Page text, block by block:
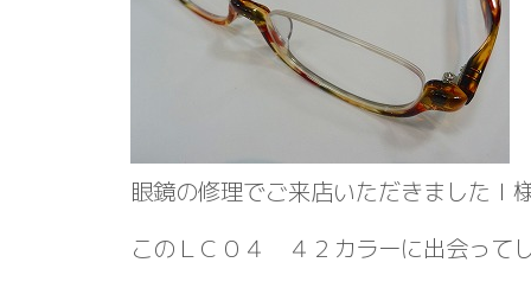
眼鏡の修理でご来店いただきましたＩ
このＬＣ０４ ４２カラーに出会って